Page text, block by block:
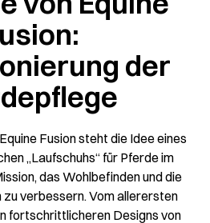
der
Fusion steht die Idee eines
„Laufschuhs“ für Pferde im
das Wohlbefinden und die
zu verbessern. Vom allerersten
fortschrittlicheren Designs von